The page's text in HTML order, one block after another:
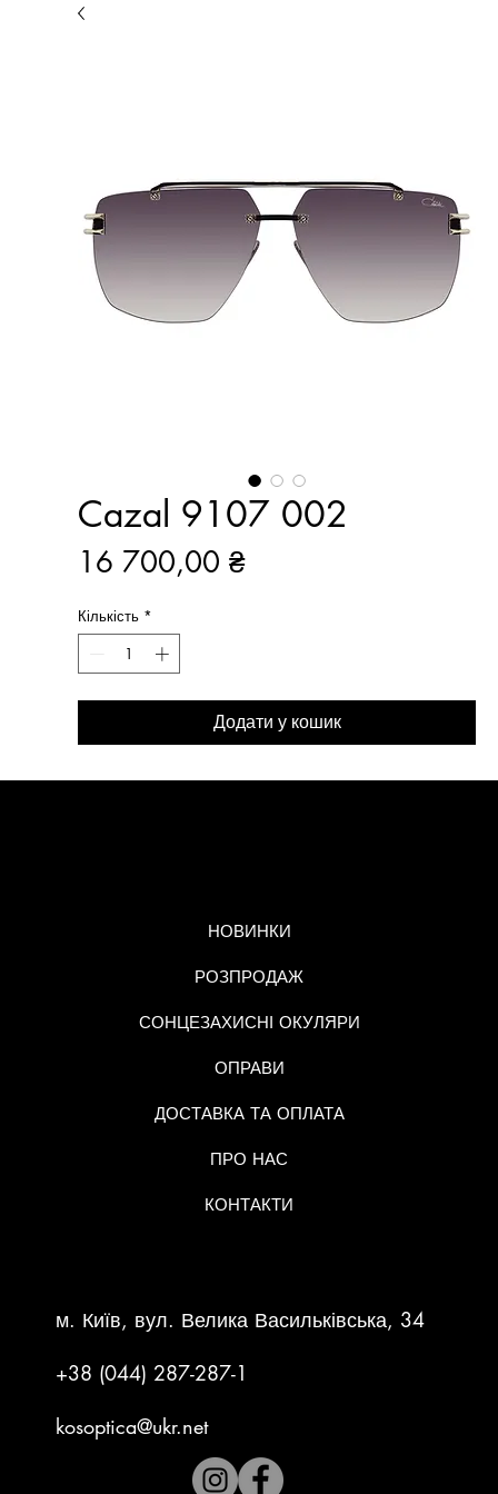
Cazal 9107 002
16 700,00 ₴Ціна
Кількість *
Додати у кошик
м. Київ, вул. Велика Васильківська, 34
+38 (044) 287-287-1
kosoptica@ukr.net
НОВИНКИ
РОЗПРОДАЖ
СОНЦЕЗАХИСНІ ОКУЛЯРИ
ОПРАВИ
ДОСТАВКА ТА ОПЛАТА
ПРО НАС
КОНТАКТИ